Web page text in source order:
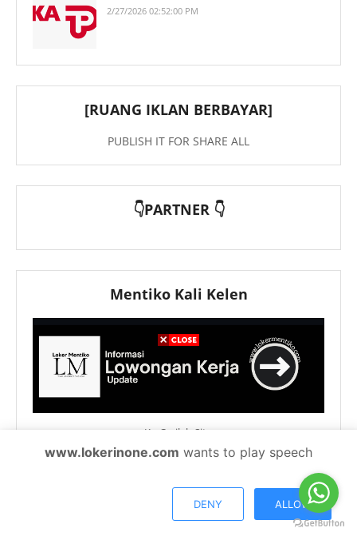
2/27/2026 02:52:00 PM
[RUANG IKLAN BERBAYAR]
PUBLISH IT FOR SHARE ALL
👇PARTNER 👇
Mentiko Kali Kelen
Ko Carilah Situ
KLIEN
www.lokerinone.com wants to play speech
DENY ALLOW